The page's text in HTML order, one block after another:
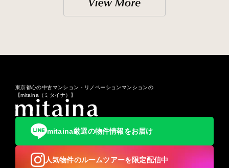
東京都心の中古マンション・リノベーションマンションの
【mitaina（ミタイナ）】
mitaina厳選の物件情報をお届け
人気物件のルームツアーを限定配信中